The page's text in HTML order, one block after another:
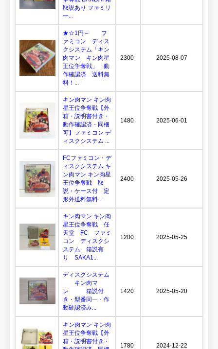
取説あり ファミリ
ー...
★☆1円～ フ
ァミコン ディス
クシステム「キン
肉マン キン肉星
王位争奪戦」 動
作確認済 送料無
料！...
2300 2025-08-07
キン肉マン キン肉
星王位争奪戦【外
箱・説明書付き・
動作確認済・同梱
可】ファミコン デ
ィスクシステム ...
1480 2025-06-01
FCファミコン・デ
ィスクシステム キ
ン肉マン キン肉星
王位争奪戦 取
説・ケース付 定
形外送料無料...
2400 2025-05-26
キン肉マン キン肉
星王位争奪戦 任
天堂 FC ファミ
コン ディスクシ
ステム 箱説有
り SAKA1...
1200 2025-05-25
ディスクシステム
キン肉マ
ン 箱説付
き・型番同一・作
動確認済み...
1420 2025-05-20
キン肉マン キン肉
星王位争奪戦【外
箱・説明書付き・
1780 2024-12-22